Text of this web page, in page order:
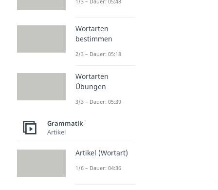
Wortarten
bestimmen
2/3 – Dauer: 05:18
Wortarten
Übungen
3/3 – Dauer: 05:39
Grammatik
Artikel
Artikel (Wortart)
1/6 – Dauer: 04:36